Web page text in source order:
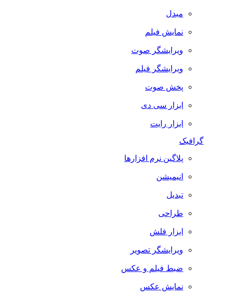
مبدل
نمایش فیلم
ویرایشگر صوت
ویرایشگر فیلم
پخش صوت
ابزار سی دی
ابزار رایت
گرافیک
پلاگین نرم افزارها
انیمیشن
تبدیل
طراحی
ابزار فلش
ویرایشگر تصویر
ضبط فيلم و عكس
نمایش عکس